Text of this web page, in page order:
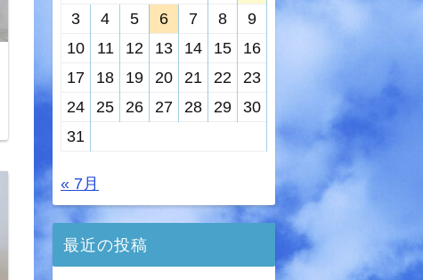
3
4 5 6 7 8
9
10
11 12 13 14 15
16
17
18 19 20 21 22
23
24
25 26 27 28 29
30
31
« 7月
最近の投稿